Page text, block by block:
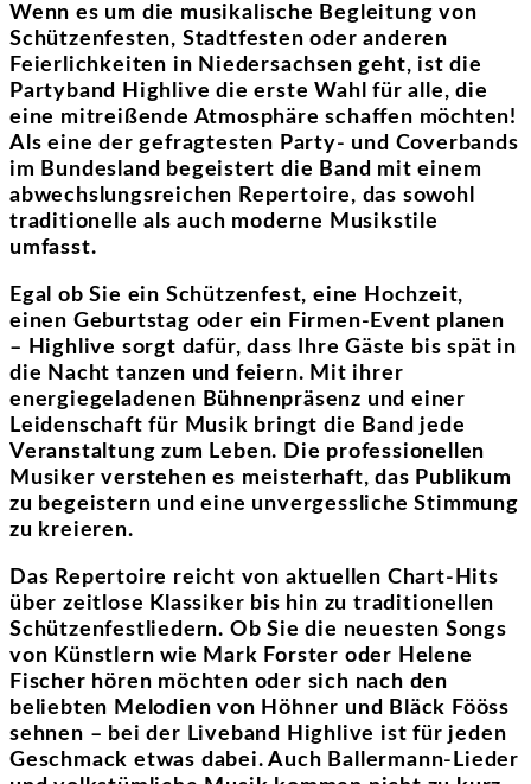
Wenn es um die musikalische Begleitung von
Schützenfesten, Stadtfesten oder anderen
Feierlichkeiten in Niedersachsen geht, ist die
Partyband Highlive die erste Wahl für alle, die
eine mitreißende Atmosphäre schaffen möchten!
Als eine der gefragtesten Party- und Coverbands
im Bundesland begeistert die Band mit einem
abwechslungsreichen Repertoire, das sowohl
traditionelle als auch moderne Musikstile
umfasst.
Egal ob Sie ein Schützenfest, eine Hochzeit,
einen Geburtstag oder ein Firmen-Event planen
– Highlive sorgt dafür, dass Ihre Gäste bis spät in
die Nacht tanzen und feiern. Mit ihrer
energiegeladenen Bühnenpräsenz und einer
Leidenschaft für Musik bringt die Band jede
Veranstaltung zum Leben. Die professionellen
Musiker verstehen es meisterhaft, das Publikum
zu begeistern und eine unvergessliche Stimmung
zu kreieren.
Das Repertoire reicht von aktuellen Chart-Hits
über zeitlose Klassiker bis hin zu traditionellen
Schützenfestliedern. Ob Sie die neuesten Songs
von Künstlern wie Mark Forster oder Helene
Fischer hören möchten oder sich nach den
beliebten Melodien von Höhner und Bläck Fööss
sehnen – bei der Liveband Highlive ist für jeden
Geschmack etwas dabei. Auch Ballermann-Lieder